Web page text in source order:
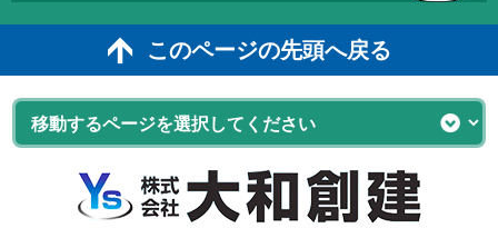
このページの先頭へ戻る